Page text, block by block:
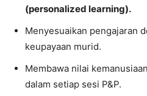
(personalized learning).
Menyesuaikan pengajaran
keupayaan murid.
Membawa nilai
dalam setiap sesi P&P.